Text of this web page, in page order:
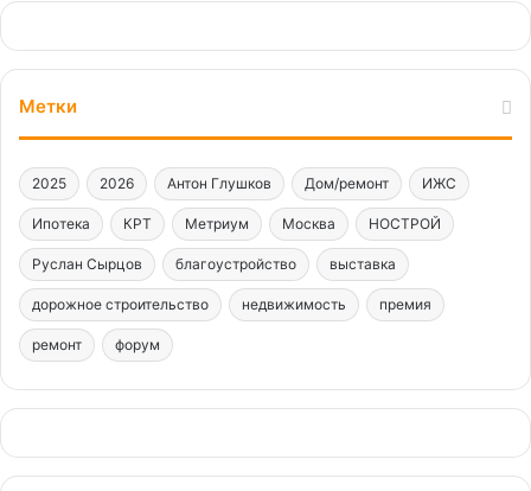
Метки
2025 2026 Антон Глушков Дом/ремонт ИЖС
Ипотека КРТ Метриум Москва НОСТРОЙ
Руслан Сырцов благоустройство выставка
дорожное строительство недвижимость премия
ремонт форум